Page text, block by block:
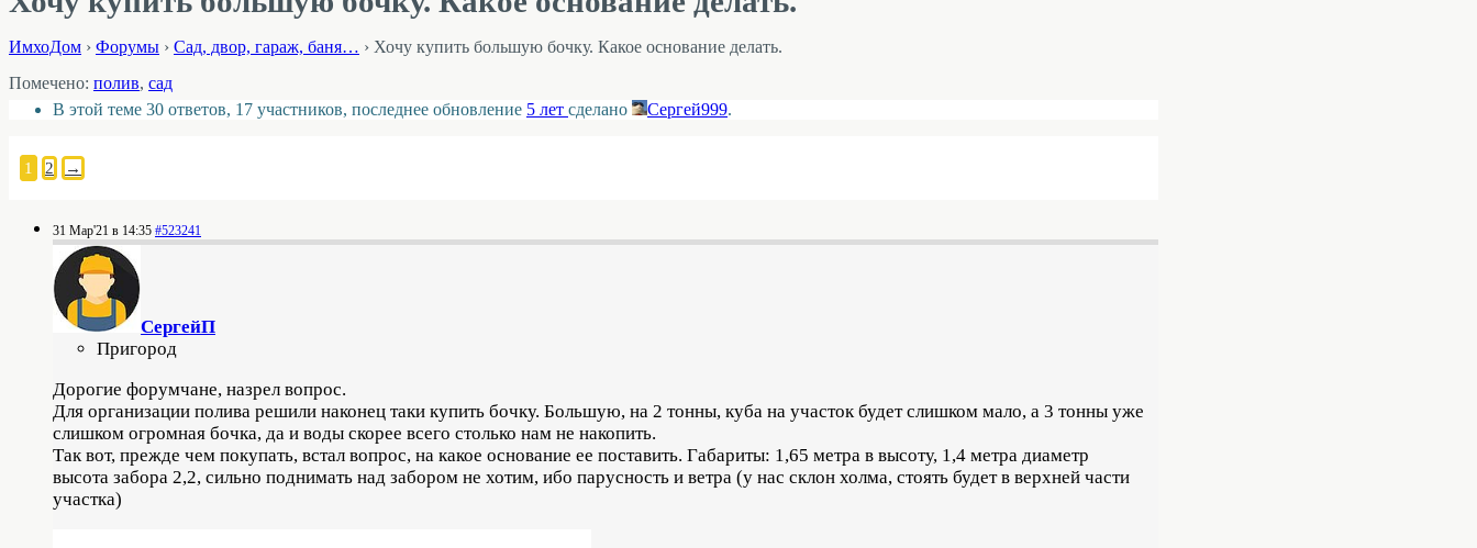
ИмхоДом › Форумы › Cад, двор, гараж, баня… › Хочу купить большую бочку. Какое основание делать.
Помечено: полив, сад
В этой теме 30 ответов, 17 участников, последнее обновление 5 лет сделано Сергей999.
1 2 →
31 Мар'21 в 14:35 #523241
СергейП
Пригород
Дорогие форумчане, назрел вопрос.
Для организации полива решили наконец таки купить бочку. Большую, на 2 тонны, куба на участок будет слишком мало, а 3 тонны уже
слишком огромная бочка, да и воды скорее всего столько нам не накопить.
Так вот, прежде чем покупать, встал вопрос, на какое основание ее поставить. Габариты: 1,65 метра в высоту, 1,4 метра диаметр
высота забора 2,2, сильно поднимать над забором не хотим, ибо парусность и ветра (у нас склон холма, стоять будет в верхней части
участка)